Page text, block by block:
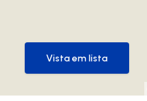
Vista em lista
Vista em lista